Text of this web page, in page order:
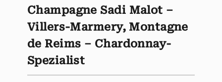
Champagne Sadi Malot –
Villers-Marmery, Montagne
de Reims – Chardonnay-
Spezialist